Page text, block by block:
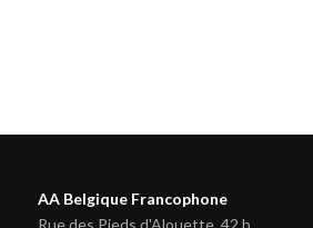
AA Belgique Francophone
Rue des Pieds d'Alouette, 42 b